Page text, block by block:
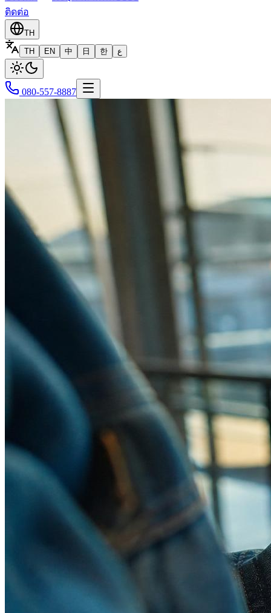
ติดต่อ
TH
TH
EN 中 日 한 ع
080-557-8887